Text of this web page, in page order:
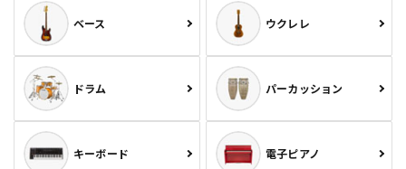
ベース ウクレレ
ドラム パーカッション
キーボード 電子ピアノ